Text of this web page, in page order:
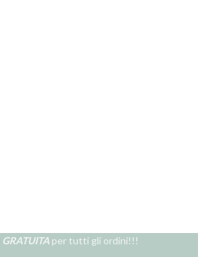
GRATUITA per tutti gli ordini!!!